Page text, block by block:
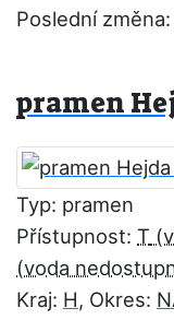
Poslední
pramen
Typ: pramen
Přístupnost: T
Kraj: H, Okres: